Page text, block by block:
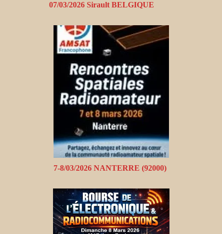
07/03/2026 Sirault BELGIQUE
7-8/03/2026 NANTERRE (92000)